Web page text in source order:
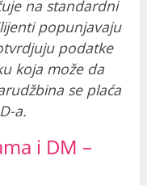
na standardni
popunjavaju
podatke
koja može da
se plaća
a.
i DM –